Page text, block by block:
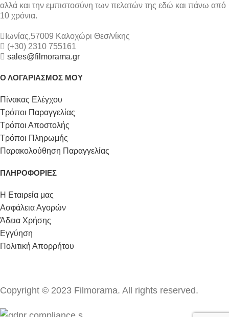
αλλά και την εμπιστοσύνη των πελατών της εδώ και πάνω από
10 χρόνια.
Ιωνίας,57009 Καλοχώρι Θεσ/νίκης
(+30) 2310 755161
sales@filmorama.gr
Ο ΛΟΓΑΡΙΑΣΜΟΣ ΜΟΥ
Πίνακας Ελέγχου
Τρόποι Παραγγελίας
Τρόποι Αποστολής
Τρόποι Πληρωμής
Παρακολούθηση Παραγγελίας
ΠΛΗΡΟΦΟΡΙΕΣ
Η Εταιρεία μας
Ασφάλεια Αγορών
Άδεια Χρήσης
Εγγύηση
Πολιτική Απορρήτου
Copyright © 2023 Filmorama. All rights reserved.